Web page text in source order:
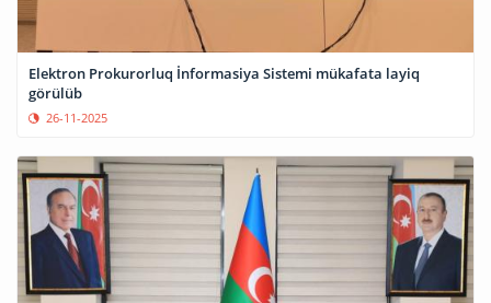
Elektron Prokurorluq İnformasiya Sistemi mükafata layiq
görülüb
26-11-2025